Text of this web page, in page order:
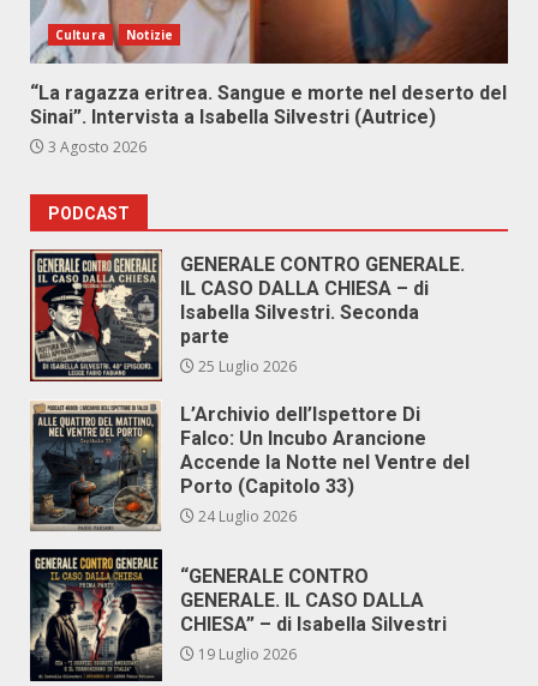
Cultura Notizie
“La ragazza eritrea. Sangue e morte nel deserto del
Sinai”. Intervista a Isabella Silvestri (Autrice)
3 Agosto 2026
PODCAST
GENERALE CONTRO GENERALE.
IL CASO DALLA CHIESA – di
Isabella Silvestri. Seconda
parte
25 Luglio 2026
L’Archivio dell’Ispettore Di
Falco: Un Incubo Arancione
Accende la Notte nel Ventre del
Porto (Capitolo 33)
24 Luglio 2026
“GENERALE CONTRO
GENERALE. IL CASO DALLA
CHIESA” – di Isabella Silvestri
19 Luglio 2026